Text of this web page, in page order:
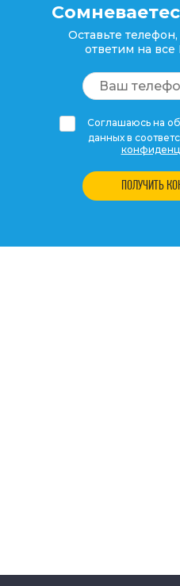
Оставьте
ответим на
Соглашаюсь на
данных в
ПОЛУЧИТЬ